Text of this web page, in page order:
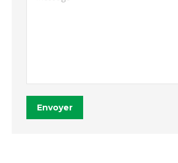
Envoyer